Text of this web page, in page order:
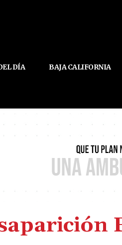
DÍA BAJA CALIFORNIA